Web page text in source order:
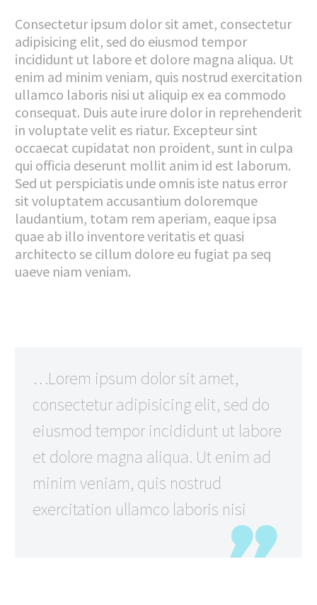
Consectetur ipsum dolor sit amet, consectetur
adipisicing elit, sed do eiusmod tempor
incididunt ut labore et dolore magna aliqua. Ut
enim ad minim veniam, quis nostrud exercitation
ullamco laboris nisi ut aliquip ex ea commodo
consequat. Duis aute irure dolor in reprehenderit
in voluptate velit es riatur. Excepteur sint
occaecat cupidatat non proident, sunt in culpa
qui officia deserunt mollit anim id est laborum.
Sed ut perspiciatis unde omnis iste natus error
sit voluptatem accusantium doloremque
laudantium, totam rem aperiam, eaque ipsa
quae ab illo inventore veritatis et quasi
architecto se cillum dolore eu fugiat pa seq
uaeve niam veniam.
…Lorem ipsum dolor sit amet,
consectetur adipisicing elit, sed do
eiusmod tempor incididunt ut labore
et dolore magna aliqua. Ut enim ad
minim veniam, quis nostrud
exercitation ullamco laboris nisi